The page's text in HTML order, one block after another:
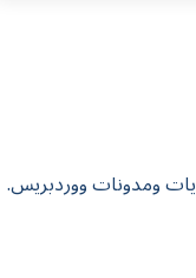
ومدونات ووردبريس.